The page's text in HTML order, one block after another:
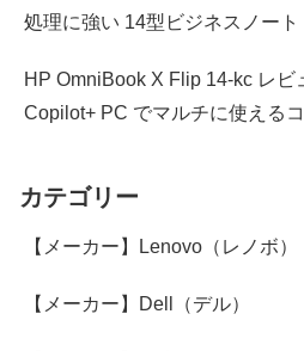
処理に強い 14型ビジネスノート
HP OmniBook X Flip 14-kc レビ
Copilot+ PC でマルチに使える
カテゴリー
【メーカー】Lenovo（レノボ）
【メーカー】Dell（デル）